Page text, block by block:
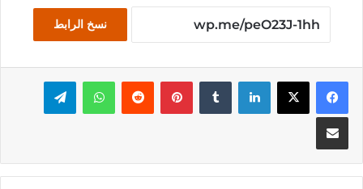
نسخ الرابط
فيسبوك‫X لينكدإن بينتيريست واتسابتيلقرام
مشاركة عبر البريد